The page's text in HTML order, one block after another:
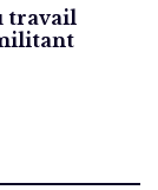
travail